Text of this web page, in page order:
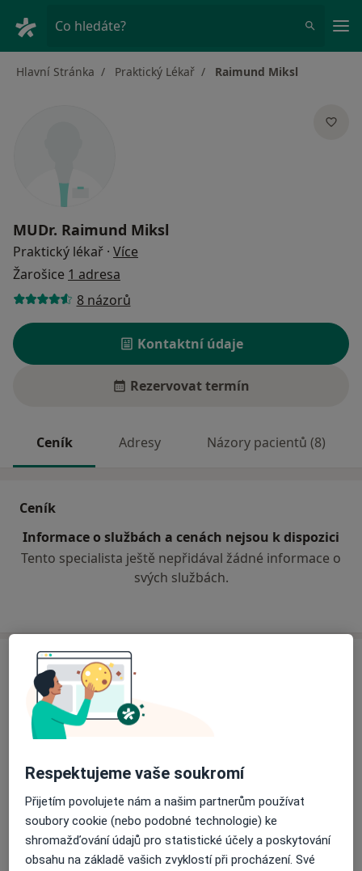
Co hledáte?
Hlavní Stránka Praktický Lékař Raimund Miksl
MUDr. Raimund Miksl
Praktický lékař · Více
Žarošice 1 adresa
8 názorů
Kontaktní údaje
Rezervovat termín
Ceník Adresy Názory pacientů (8)
Ceník
Informace o službách a cenách nejsou k dispozici
Tento specialista ještě nepřidával žádné informace o
svých službách.
Adresa
Praktický lékař pro dospělé
č.d. 50,Žarošice 69634
Přiblížit mapuse otevře v nové záložce
Dostupnost
Na této adrese online kalendář není aktivní
Co mám v takové situaci udělat?
Respektujeme vaše soukromí
Přijetím povolujete nám a našim partnerům používat
soubory cookie (nebo podobné technologie) ke
shromažďování údajů pro statistické účely a poskytování
obsahu na základě vašich zvyklostí při procházení. Své